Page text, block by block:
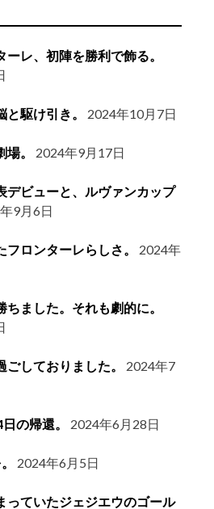
レ、初陣を勝利で飾る。
駆け引き。 2024年10月7日
。 2024年9月17日
デビューと、ルヴァンカップ
9月6日
ロンターレらしさ。
2024年
ちました。それも劇的に。
しておりました。
2024年7
の帰還。 2024年6月28日
2024年6月5日
っていたジェジエウのゴール